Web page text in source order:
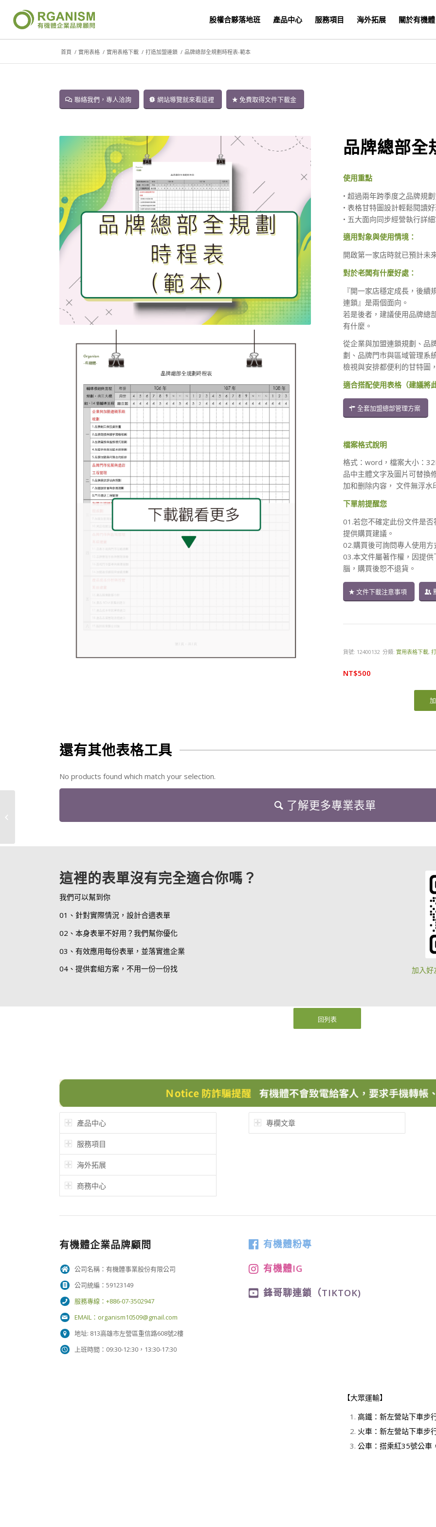
股權合夥落地班 產品中心 服務項目 海外拓展 關於有機體
首頁 / 實用表格 / 實用表格下載 / 打造加盟連鎖 / 品牌總部全規劃時程表-範本
聯絡我們，專人洽詢 網站導覽就來看這裡 免費取得文件下載金
品牌總部全
使用重點
• 超過兩年跨季度之品牌規
• 表格甘特圖設計輕鬆閱讀
• 五大面向同步經營執行詳
適用對象與使用情境：
開啟第一家店時就已預計未
對於老闆有什麼好處：
『開一家店穩定成長，後
連鎖』是兩個面向。
若是後者，建議使用品牌總
有什麼。
從企業與加盟連鎖規劃、品
劃、品牌門市與區域管理系
檢視與安排都便利的甘特圖
適合搭配使用表格（建議將
全套加盟總部管理方案
檔案格式說明
格式：word，檔案大小：
品中主體文字及圖片可替換
加和删除内容， 文件無浮水
下單前提醒您
01.若您不確定此份文件是
提供購買建議。
02.購買後可詢問專人使用
03.本文件屬著作權，因提
腦，購買後恕不退貨。
文件下載注意事項
貨號: 12400132 分類: 實用表格下載,
NT$500
還有其他表格工具
No products found which match your selection.
了解更多專業表單
這裡的表單沒有完全適合你嗎？
我們可以幫到你
01、針對實際情況，設計合適表單
02、本身表單不好用？我們幫你優化
03、有效應用每份表單，並落實進企業
04、提供套組方案，不用一份一份找
加入
回列表
產品中心
服務項目
海外拓展
商務中心
專欄文章
有機體企業品牌顧問
公司名稱：有機體事業股份有限公司
公司統編：59123149
服務專線：+886-07-3502947
EMAIL： organism10509@gmail.com
地址: 813高雄市左營區重信路608號2樓
上班時間：09:30-12:30，13:30-17:30
有機體粉專
有機體IG
鋒哥聊連鎖（TIKTOK)
【大眾運輸】
高鐵：新左營站下車步
火車：新左營站下車步
公車：搭乘紅35號公車